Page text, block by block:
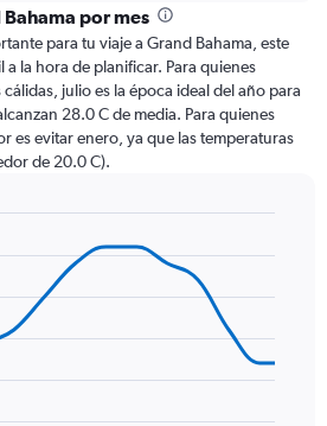
por mes
para tu viaje a Grand Bahama, este
la hora de planificar. Para quienes
julio es la época ideal del año para
28.0 C de media. Para quienes
es evitar enero, ya que las temperaturas
de 20.0 C).